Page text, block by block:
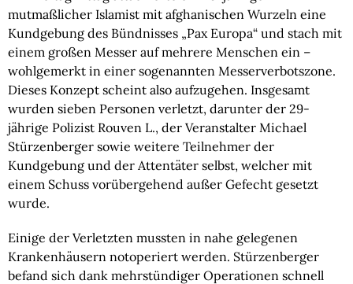
mutmaßlicher Islamist mit afghanischen Wurzeln eine
Kundgebung des Bündnisses „Pax Europa“ und stach mit
einem großen Messer auf mehrere Menschen ein –
wohlgemerkt in einer sogenannten Messerverbotszone.
Dieses Konzept scheint also aufzugehen. Insgesamt
wurden sieben Personen verletzt, darunter der 29-
jährige Polizist Rouven L., der Veranstalter Michael
Stürzenberger sowie weitere Teilnehmer der
Kundgebung und der Attentäter selbst, welcher mit
einem Schuss vorübergehend außer Gefecht gesetzt
wurde.
Einige der Verletzten mussten in nahe gelegenen
Krankenhäusern notoperiert werden. Stürzenberger
befand sich dank mehrstündiger Operationen schnell